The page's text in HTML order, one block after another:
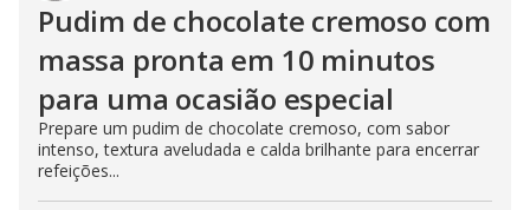
Pudim de chocolate cremoso com
massa pronta em 10 minutos
para uma ocasião especial
Prepare um pudim de chocolate cremoso, com sabor
intenso, textura aveludada e calda brilhante para encerrar
refeições...